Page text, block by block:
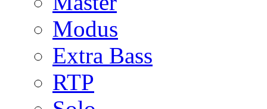
Modus
Extra Bass
RTP